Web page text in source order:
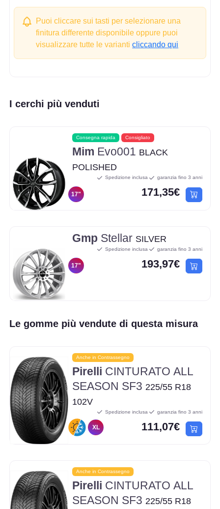
Puoi cliccare sui tasti per selezionare una
finitura differente disponibile oppure puoi
visualizzare tutte le varianticliccando qui
I cerchi più venduti
Consegna rapida Consigliato
Mim Evo001 BLACK
POLISHED
17"
Spedizione inclusa garanzia fino 3 anni
171,35€
Gmp Stellar SILVER
17"
Spedizione inclusa garanzia fino 3 anni
193,97€
Le gomme più vendute di questa misura
Anche in Contrassegno
Pirelli CINTURATO ALL
SEASON SF3 225/55 R18
102V
XL
Spedizione inclusa garanzia fino 3 anni
111,07€
Anche in Contrassegno
Pirelli CINTURATO ALL
SEASON SF3 225/55 R18